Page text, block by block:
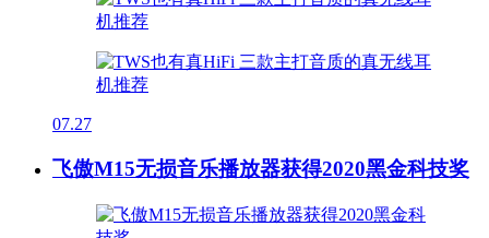
07.27
飞傲M15无损音乐播放器获得2020黑金科技奖